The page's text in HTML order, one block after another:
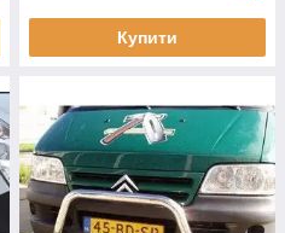
Купити